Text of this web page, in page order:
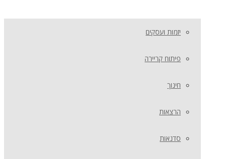
יזמות ועסקים
פיתוח קריירה
חינוך
הרצאות
סדנאות